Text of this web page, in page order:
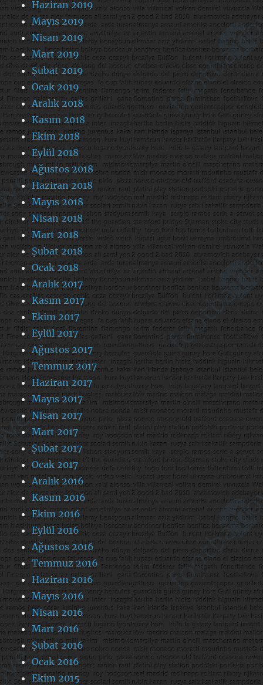
Haziran 2019
Mayıs 2019
Nisan 2019
Mart 2019
Şubat 2019
Ocak 2019
Aralık 2018
Kasım 2018
Ekim 2018
Eylül 2018
Ağustos 2018
Haziran 2018
Mayıs 2018
Nisan 2018
Mart 2018
Şubat 2018
Ocak 2018
Aralık 2017
Kasım 2017
Ekim 2017
Eylül 2017
Ağustos 2017
Temmuz 2017
Haziran 2017
Mayıs 2017
Nisan 2017
Mart 2017
Şubat 2017
Ocak 2017
Aralık 2016
Kasım 2016
Ekim 2016
Eylül 2016
Ağustos 2016
Temmuz 2016
Haziran 2016
Mayıs 2016
Nisan 2016
Mart 2016
Şubat 2016
Ocak 2016
Ekim 2015